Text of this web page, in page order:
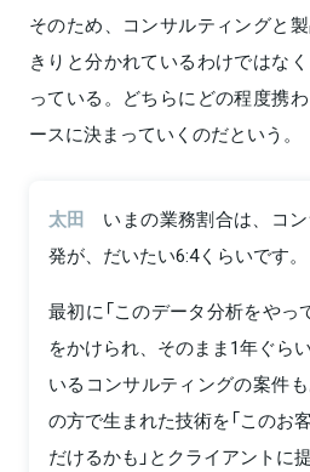
そのため、コンサルティングと
きりと分かれているわけではな
っている。どちらにどの程度携
ースに決まっていくのだという。
太田
いまの業務割合は、コ
発が、だいたい6:4くらいです。
最初に「このデータ分析をやっ
をかけられ、そのまま1年ぐら
いるコンサルティングの案件
の方で生まれた技術を「このお
だけるかも」とクライアントに